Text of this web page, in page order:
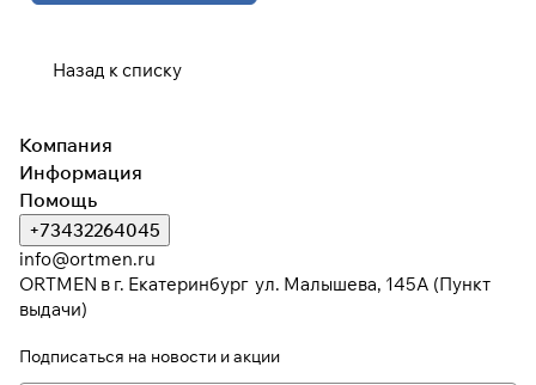
Назад к списку
Компания
Информация
Помощь
+73432264045
info@ortmen.ru
ORTMEN в г. Екатеринбург ул. Малышева, 145А (Пункт
выдачи)
Подписаться на новости и акции